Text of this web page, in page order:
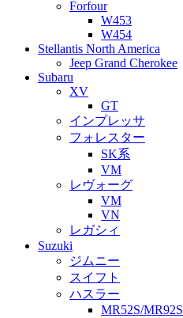
Forfour
W453
W454
Stellantis North America
Jeep Grand Cherokee
Subaru
XV
GT
インプレッサ
フォレスター
SK系
VM
レヴォーグ
VM
VN
レガシィ
Suzuki
ジムニー
スイフト
ハスラー
MR52S/MR92S